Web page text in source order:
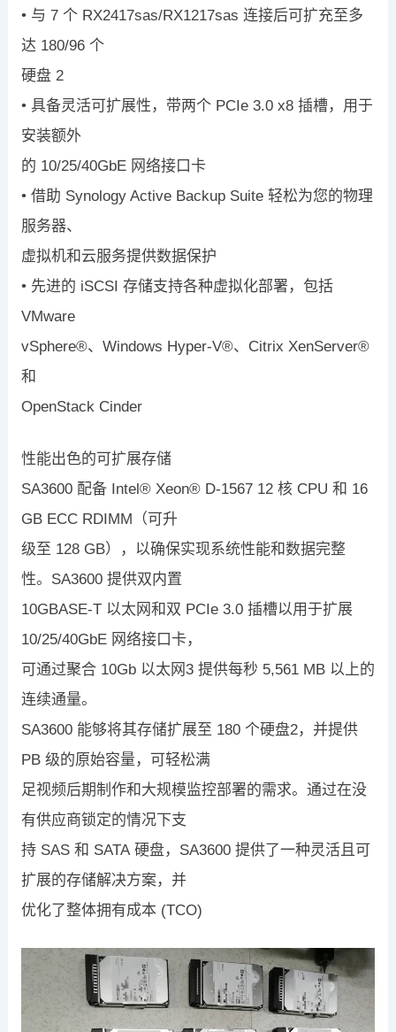
• 与 7 个 RX2417sas/RX1217sas 连接后可扩充至多
达 180/96 个
硬盘 2
• 具备灵活可扩展性，带两个 PCIe 3.0 x8 插槽，用于
安装额外
的 10/25/40GbE 网络接口卡
• 借助 Synology Active Backup Suite 轻松为您的物理
服务器、
虚拟机和云服务提供数据保护
• 先进的 iSCSI 存储支持各种虚拟化部署，包括
VMware
vSphere®、 Windows Hyper-V®、 Citrix XenServer®
和
OpenStack Cinder
性能出色的可扩展存储
SA3600 配备 Intel® Xeon® D-1567 12 核 CPU 和 16
GB ECC RDIMM （可升
级至 128 GB）
，以确保实现系统性能和数据完整
性。 SA3600 提供双内置
10GBASE-T 以太网和 双 PCIe 3.0 插槽以用于扩展
10/25/40GbE 网络接口卡，
可通过聚合 10Gb 以太网3 提供每秒 5,561 MB 以上的
连续通量。
SA3600 能够将其存储扩展至 180 个硬盘2，并提供
PB 级的原始容量，可轻松满
足视频后期制作和大规模监控部署的需求。通过在没
有供应商锁定的情况下支
持 SAS 和 SATA 硬盘， SA3600 提供了一种灵活且可
扩展的存储解决方案，并
优化了整体拥有成本 (TCO)